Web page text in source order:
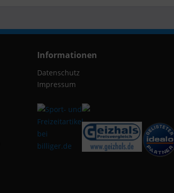
Informationen
Datenschutz
Impressum